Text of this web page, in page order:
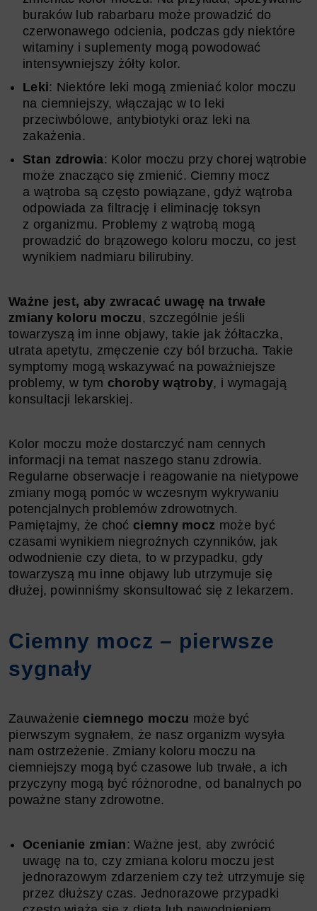
buraków lub rabarbaru może prowadzić do
czerwonawego odcienia, podczas gdy niektóre
witaminy i suplementy mogą powodować
intensywniejszy żółty kolor.
Leki: Niektóre leki mogą zmieniać kolor moczu
na ciemniejszy, włączając w to leki
przeciwbólowe, antybiotyki oraz leki na
zakażenia.
Stan zdrowia: Kolor moczu przy chorej wątrobie
może znacząco się zmienić. Ciemny mocz
a wątroba są często powiązane, gdyż wątroba
odpowiada za filtrację i eliminację toksyn
z organizmu. Problemy z wątrobą mogą
prowadzić do brązowego koloru moczu, co jest
wynikiem nadmiaru bilirubiny.
Ważne jest, aby zwracać uwagę na trwałe
zmiany koloru moczu, szczególnie jeśli
towarzyszą im inne objawy, takie jak żółtaczka,
utrata apetytu, zmęczenie czy ból brzucha. Takie
symptomy mogą wskazywać na poważniejsze
problemy, w tym choroby wątroby, i wymagają
konsultacji lekarskiej.
Kolor moczu może dostarczyć nam cennych
informacji na temat naszego stanu zdrowia.
Regularne obserwacje i reagowanie na nietypowe
zmiany mogą pomóc w wczesnym wykrywaniu
potencjalnych problemów zdrowotnych.
Pamiętajmy, że choć ciemny mocz może być
czasami wynikiem niegroźnych czynników, jak
odwodnienie czy dieta, to w przypadku, gdy
towarzyszą mu inne objawy lub utrzymuje się
dłużej, powinniśmy skonsultować się z lekarzem.
Ciemny mocz – pierwsze
sygnały
Zauważenie ciemnego moczu może być
pierwszym sygnałem, że nasz organizm wysyła
nam ostrzeżenie. Zmiany koloru moczu na
ciemniejszy mogą być czasowe lub trwałe, a ich
przyczyny mogą być różnorodne, od banalnych po
poważne stany zdrowotne.
Ocenianie zmian: Ważne jest, aby zwrócić
uwagę na to, czy zmiana koloru moczu jest
jednorazowym zdarzeniem czy też utrzymuje się
przez dłuższy czas. Jednorazowe przypadki